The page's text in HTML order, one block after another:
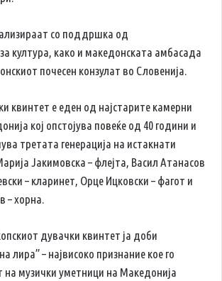
со поддршка од
култура, како и македонската амбасада
почесен конзулат во Словенија.
квинтет е еден од најстарите камерни
кој опстојува повеќе од 40 години и
третата генерација на истакнати
Јакимовска – флејта, Васил Атанасов
– кларинет, Орце Ицковски – фагот и
– хорна.
дувачки квинтет ја доби
лира” – највисоко признание кое го
на музички уметници на Македонија